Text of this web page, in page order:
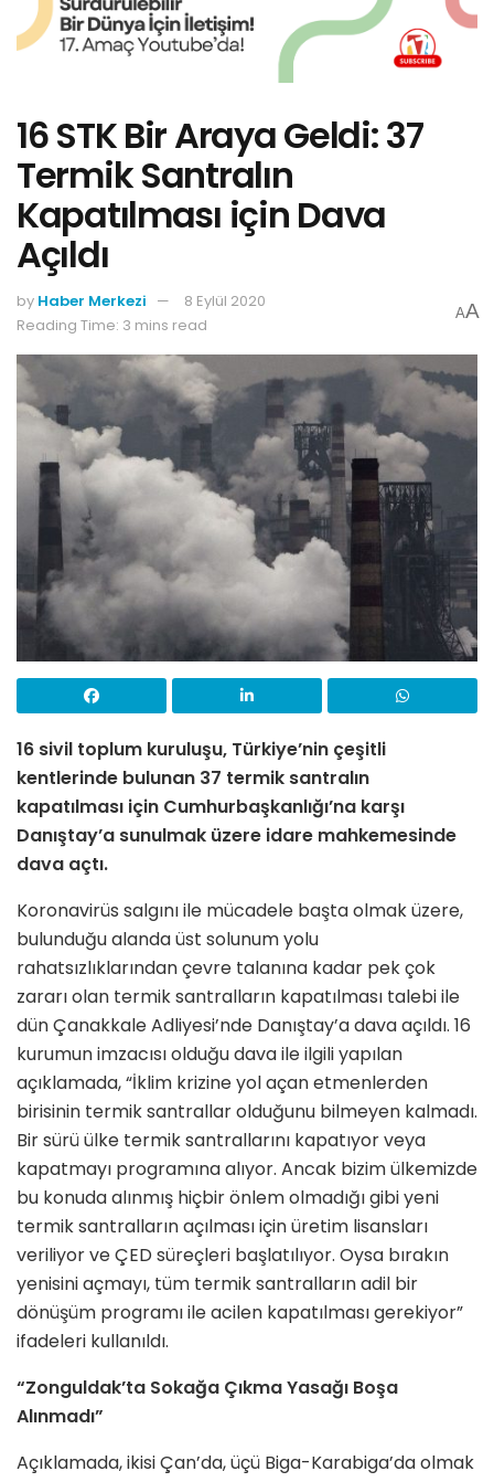
16 STK Bir Araya Geldi: 37
Termik Santralın
Kapatılması için Dava
Açıldı
by Haber Merkezi
8 Eylül 2020
Reading Time: 3 mins read
AA
16 sivil toplum kuruluşu, Türkiye’nin çeşitli
kentlerinde bulunan 37 termik santralın
kapatılması için Cumhurbaşkanlığı’na karşı
Danıştay’a sunulmak üzere idare mahkemesinde
dava açtı.
Koronavirüs salgını ile mücadele başta olmak üzere,
bulunduğu alanda üst solunum yolu
rahatsızlıklarından çevre talanına kadar pek çok
zararı olan termik santralların kapatılması talebi ile
dün Çanakkale Adliyesi’nde Danıştay’a dava açıldı. 16
kurumun imzacısı olduğu dava ile ilgili yapılan
açıklamada, “İklim krizine yol açan etmenlerden
birisinin termik santrallar olduğunu bilmeyen kalmadı.
Bir sürü ülke termik santrallarını kapatıyor veya
kapatmayı programına alıyor. Ancak bizim ülkemizde
bu konuda alınmış hiçbir önlem olmadığı gibi yeni
termik santralların açılması için üretim lisansları
veriliyor ve ÇED süreçleri başlatılıyor. Oysa bırakın
yenisini açmayı, tüm termik santralların adil bir
dönüşüm programı ile acilen kapatılması gerekiyor”
ifadeleri kullanıldı.
“Zonguldak’ta Sokağa Çıkma Yasağı Boşa
Alınmadı”
Açıklamada, ikisi Çan’da, üçü Biga-Karabiga’da olmak